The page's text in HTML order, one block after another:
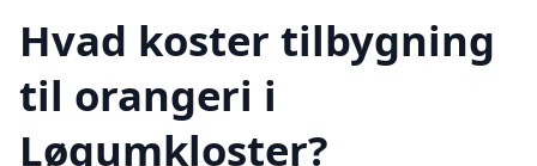
Hvad koster tilbygning
til orangeri i
Løgumkloster?